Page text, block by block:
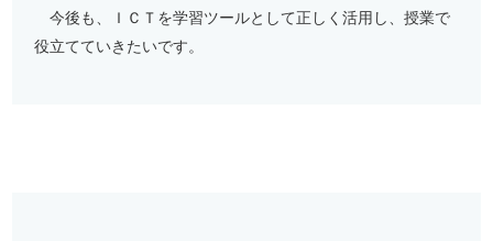
今後も、ＩＣＴを学習ツールとして正しく活用し、授業で
役立てていきたいです。